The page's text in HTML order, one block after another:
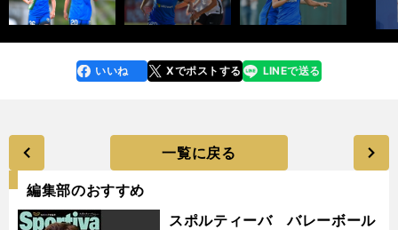
faceboo
k
いいね Xでポストする
line LINEで送る
一覧に戻る
編集部のおすすめ
スポルティーバ バレーボール